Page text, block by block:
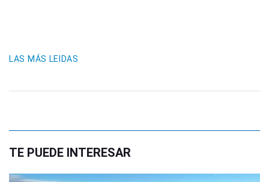
LAS MÁS LEIDAS
TE PUEDE INTERESAR